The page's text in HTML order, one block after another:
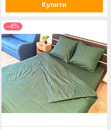
Купити
–4%